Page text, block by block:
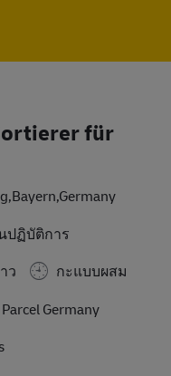
für
ปฏิบัติการ
ว
กะแบบผสม
Germany